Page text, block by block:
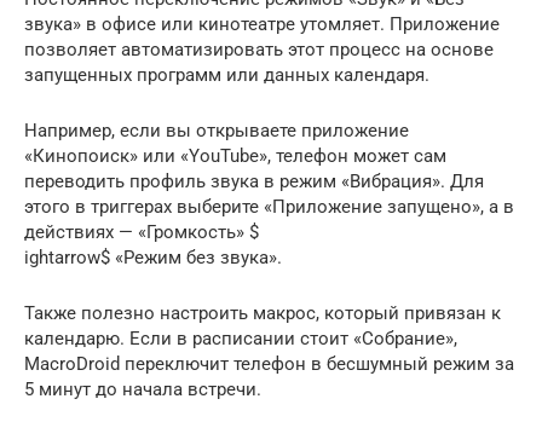
звука» в офисе или кинотеатре утомляет. Приложение
позволяет автоматизировать этот процесс на основе
запущенных программ или данных календаря.
Например, если вы открываете приложение
«Кинопоиск» или «YouTube», телефон может сам
переводить профиль звука в режим «Вибрация». Для
этого в триггерах выберите «Приложение запущено», а в
действиях — «Громкость» $
ightarrow$ «Режим без звука».
Также полезно настроить макрос, который привязан к
календарю. Если в расписании стоит «Собрание»,
MacroDroid переключит телефон в бесшумный режим за
5 минут до начала встречи.